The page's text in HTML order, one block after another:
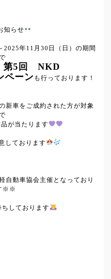
知らせ
年11月30日（日）の期間
第5回 NKD
ーン も行っております！
新車をご成約された方が対象
が当たります
しております
動車協会主催となっており
※※
しております